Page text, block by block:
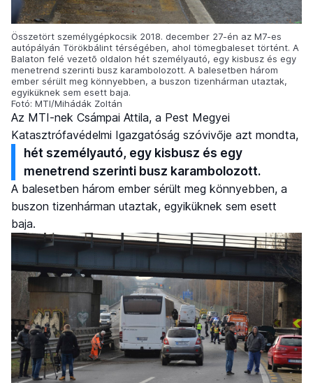
Összetört személygépkocsik 2018. december 27-én az M7-es
autópályán Törökbálint térségében, ahol tömegbaleset történt. A
Balaton felé vezetõ oldalon hét személyautó, egy kisbusz és egy
menetrend szerinti busz karambolozott. A balesetben három
ember sérült meg könnyebben, a buszon tizenhárman utaztak,
egyiküknek sem esett baja.
Fotó: MTI/Mihádák Zoltán
Az MTI-nek Csámpai Attila, a Pest Megyei
Katasztrófavédelmi Igazgatóság szóvivője azt mondta,
hét személyautó, egy kisbusz és egy
menetrend szerinti busz karambolozott.
A balesetben három ember sérült meg könnyebben, a
buszon tizenhárman utaztak, egyiküknek sem esett
baja.